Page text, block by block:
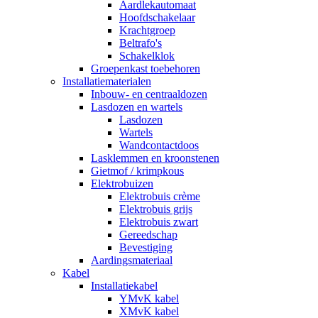
Aardlekautomaat
Hoofdschakelaar
Krachtgroep
Beltrafo's
Schakelklok
Groepenkast toebehoren
Installatiematerialen
Inbouw- en centraaldozen
Lasdozen en wartels
Lasdozen
Wartels
Wandcontactdoos
Lasklemmen en kroonstenen
Gietmof / krimpkous
Elektrobuizen
Elektrobuis crème
Elektrobuis grijs
Elektrobuis zwart
Gereedschap
Bevestiging
Aardingsmateriaal
Kabel
Installatiekabel
YMvK kabel
XMvK kabel